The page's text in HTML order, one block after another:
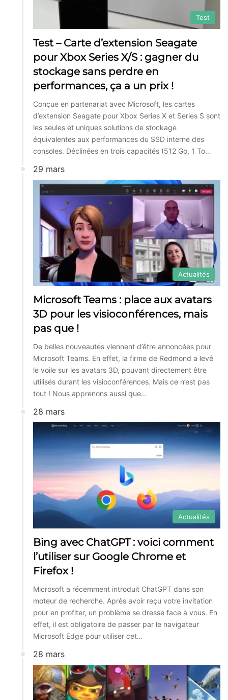
Test
Test – Carte d’extension Seagate
pour Xbox Series X/S : gagner du
stockage sans perdre en
performances, ça a un prix !
Conçue en partenariat avec Microsoft, les cartes
d’extension Seagate pour Xbox Series X et Series S sont
les seules et uniques solutions de stockage
équivalentes aux performances du SSD interne des
consoles. Déclinées en trois capacités (512 Go, 1 To…
29 mars
Actualités
Microsoft Teams : place aux avatars
3D pour les visioconférences, mais
pas que !
De belles nouveautés viennent d’être annoncées pour
Microsoft Teams. En effet, la firme de Redmond a levé
le voile sur les avatars 3D, pouvant directement être
utilisés durant les visioconférences. Mais ce n’est pas
tout ! Nous apprenons aussi que…
28 mars
Actualités
Bing avec ChatGPT : voici comment
l’utiliser sur Google Chrome et
Firefox !
Microsoft a récemment introduit ChatGPT dans son
moteur de recherche. Après avoir reçu votre invitation
pour en profiter, un problème se dresse face à vous. En
effet, il est obligatoire de passer par le navigateur
Microsoft Edge pour utiliser cet…
28 mars